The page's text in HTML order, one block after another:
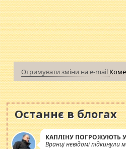
Отримувати зміни на e-mail
Останнє в блогах
КАПЛІНУ ПОГРОЖУЮТЬ
Вранці невідомі